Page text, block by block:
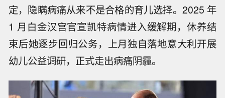
定，隐瞒病痛从来不是合格的育儿选择。2025 年
1 月白金汉宫官宣凯特病情进入缓解期，休养结
束后她逐步回归公务，上月独自落地意大利开展
幼儿公益调研，正式走出病痛阴霾。